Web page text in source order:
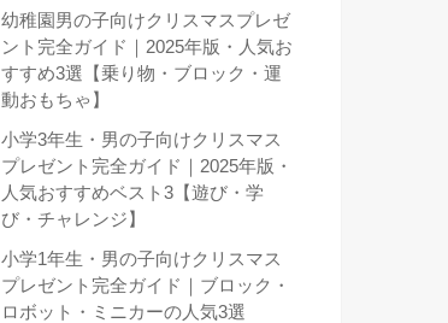
幼稚園男の子向けクリスマスプレゼ
ント完全ガイド｜2025年版・人気お
すすめ3選【乗り物・ブロック・運
動おもちゃ】
小学3年生・男の子向けクリスマス
プレゼント完全ガイド｜2025年版・
人気おすすめベスト3【遊び・学
び・チャレンジ】
小学1年生・男の子向けクリスマス
プレゼント完全ガイド｜ブロック・
ロボット・ミニカーの人気3選